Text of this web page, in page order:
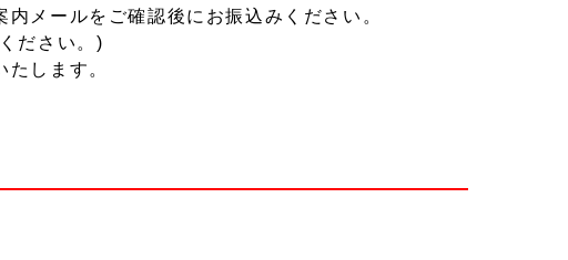
メールをご確認後にお振込みください。
ださい。)
します。